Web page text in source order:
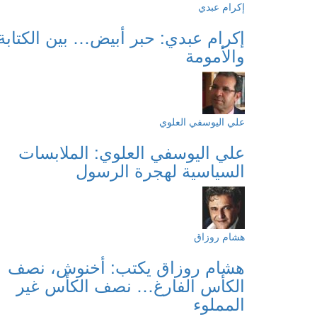
إكرام عبدي
إكرام عبدي: حبر أبيض… بين
والأمومة
علي اليوسفي العلوي
علي اليوسفي العلوي: الملابسات
السياسية لهجرة الرسول
هشام روزاق
هشام روزاق يكتب: أخنوش، نصف
الكأس الفارغ… نصف الكأس غير
المملوء